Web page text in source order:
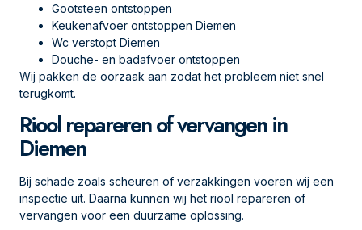
Gootsteen ontstoppen
Keukenafvoer ontstoppen Diemen
Wc verstopt Diemen
Douche- en badafvoer ontstoppen
Wij pakken de oorzaak aan zodat het probleem niet snel
terugkomt.
Riool repareren of vervangen in
Diemen
Bij schade zoals scheuren of verzakkingen voeren wij een
inspectie uit. Daarna kunnen wij het riool repareren of
vervangen voor een duurzame oplossing.